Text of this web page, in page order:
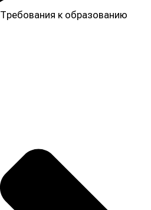
Требования к образованию